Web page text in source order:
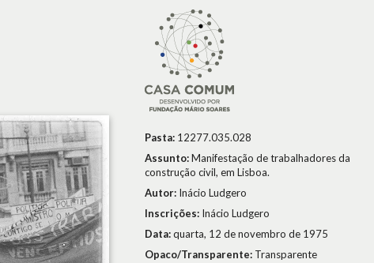
Pasta: 12277.035.028
Assunto:Manifestação de trabalhadores da
construção civil, em Lisboa.
Autor: Inácio Ludgero
Inscrições: Inácio Ludgero
Data:quarta, 12 de novembro de 1975
Opaco/Transparente: Transparente